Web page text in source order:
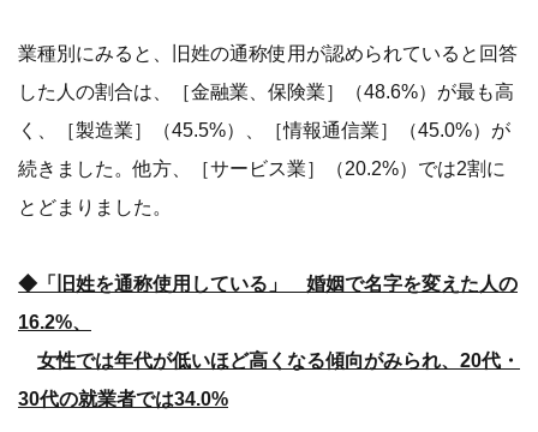
業種別にみると、旧姓の通称使用が認められていると回答
した人の割合は、［金融業、保険業］（48.6%）が最も高
く、［製造業］（45.5%）、［情報通信業］（45.0%）が
続きました。他方、［サービス業］（20.2%）では2割に
とどまりました。
◆「旧姓を通称使用している」 婚姻で名字を変えた人の
16.2%、
女性では年代が低いほど高くなる傾向がみられ、20代・
30代の就業者では34.0%